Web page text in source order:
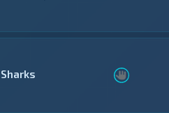
Sharks